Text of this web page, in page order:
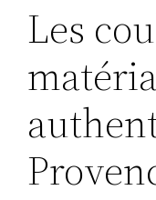
Les